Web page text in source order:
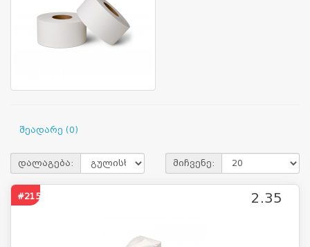
შეადარე (0)
დალაგება: მიჩვენე:
#2159 2.35